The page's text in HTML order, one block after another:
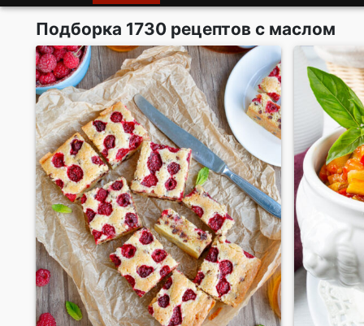
Подборка 1730 рецептов с маслом